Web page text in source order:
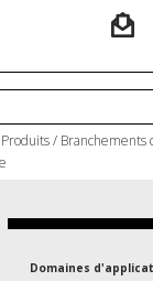
Produits/ Branchements
Domaines